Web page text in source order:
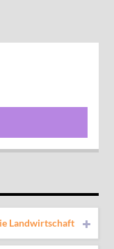
Landwirtschaft